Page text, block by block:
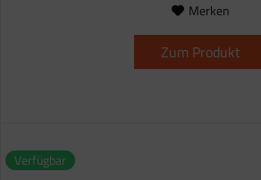
Merken
Zum Produkt
Verfügbar